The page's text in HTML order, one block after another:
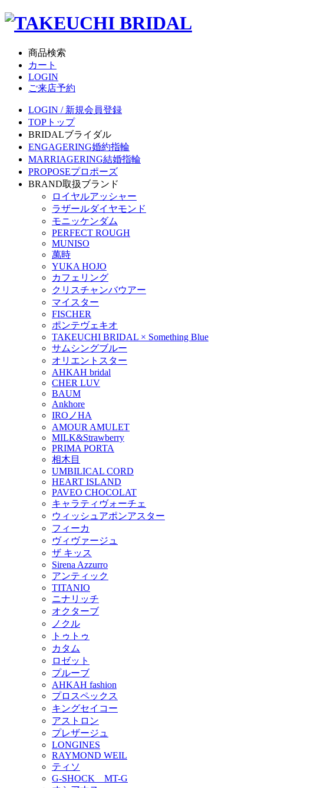
商品検索
カート
LOGIN
ご来店予約
LOGIN / 新規会員登録
TOP トップ
BRIDALブライダル
ENGAGERING婚約指輪
MARRIAGERING結婚指輪
PROPOSEプロポーズ
BRAND取扱ブランド
ロイヤルアッシャー
ラザールダイヤモンド
モニッケンダム
PERFECT ROUGH
MUNISO
萬時
YUKA HOJO
カフェリング
クリスチャンバウアー
マイスター
FISCHER
ポンテヴェキオ
TAKEUCHI BRIDAL × Something Blue
サムシングブルー
オリエントスター
AHKAH bridal
CHER LUV
BAUM
Ankhore
IROノHA
AMOUR AMULET
MILK&Strawberry
PRIMA PORTA
相木目
UMBILICAL CORD
HEART ISLAND
PAVEO CHOCOLAT
キャラティヴォーチェ
ウィッシュアポンアスター
フィーカ
ヴィヴァージュ
ザ キッス
Sirena Azzurro
アンティック
TITANIO
ニナリッチ
オクターブ
ノクル
トゥトゥ
カタム
ロゼット
プルーブ
AHKAH fashion
プロスペックス
キングセイコー
アストロン
プレザージュ
LONGINES
RAYMOND WEIL
ティソ
G-SHOCK MT-G